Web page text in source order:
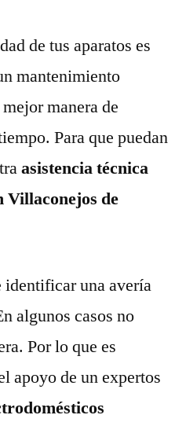
de tus aparatos es
mantenimiento
manera de
Para que puedan
asistencia técnica
Villaconejos de
una avería
algunos casos no
Por lo que es
apoyo de un expertos